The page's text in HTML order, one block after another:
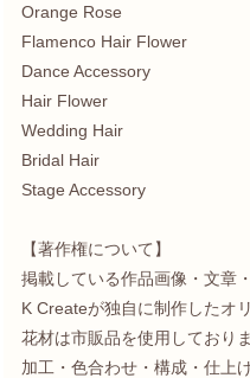
Orange Rose
Flamenco Hair Flower
Dance Accessory
Hair Flower
Wedding Hair
Bridal Hair
Stage Accessory
【著作権について】
掲載している作品画像・文章
K Createが独自に制作したオ
花材は市販品を使用しておりま
加工・色合わせ・構成・仕上